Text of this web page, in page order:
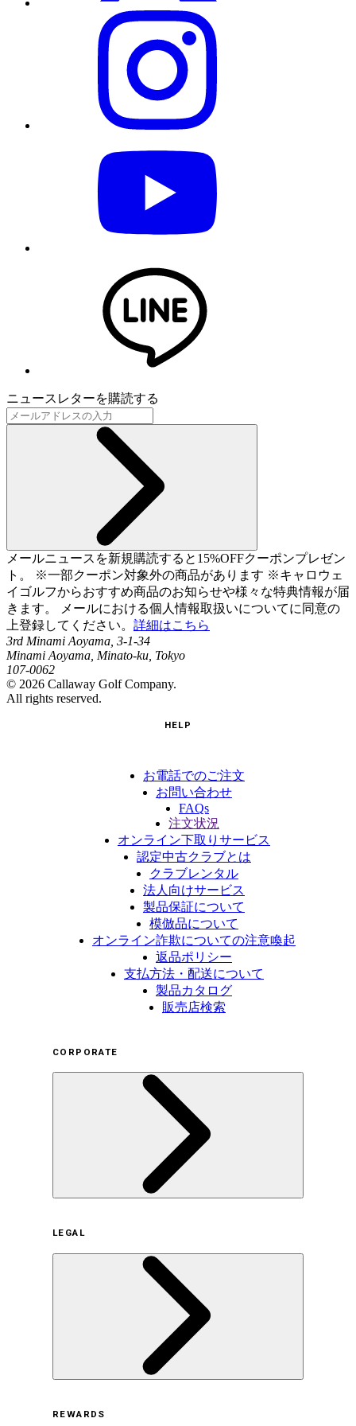
ニュースレターを購読する
メールニュースを新規購読すると15%OFFクーポンプレゼン
ト。 ※一部クーポン対象外の商品があります ※キャロウェ
イゴルフからおすすめ商品のお知らせや様々な特典情報が届
きます。 メールにおける個人情報取扱いについてに同意の
上登録してください。 詳細はこちら
3rd Minami Aoyama, 3-1-34
Minami Aoyama, Minato-ku, Tokyo
107-0062
© 2026 Callaway Golf Company.
All rights reserved.
HELP
お電話でのご注文
お問い合わせ
FAQs
注文状況
オンライン下取りサービス
認定中古クラブとは
クラブレンタル
法人向けサービス
製品保証について
模倣品について
オンライン詐欺についての注意喚起
返品ポリシー
支払方法・配送について
製品カタログ
販売店検索
CORPORATE
サステナビリティの取り組み（日本）
サステナビリティの取り組み（米国/英語）
ヒストリー
採用情報
LEGAL
REWARDS